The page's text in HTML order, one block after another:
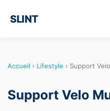
SLINT
Accueil › Lifestyle › Support
Support Velo